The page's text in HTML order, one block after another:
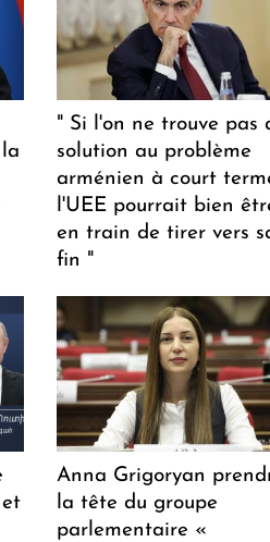
" Si l'on ne trouve pas
solution au problème
arménien à court
l'UEE pourrait bien
en train de tirer vers
fin "
Anna Grigoryan
la tête du groupe
parlementaire «